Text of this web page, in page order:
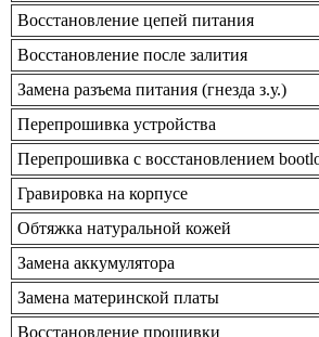
Восстановление цепей питания
Восстановление после залития
Замена разъема питания (гнезда з.у.)
Перепрошивка устройства
Перепрошивка с восстановлением
Гравировка на корпусе
Обтяжка натуральной кожей
Замена аккумулятора
Замена материнской платы
Восстановление прошивки